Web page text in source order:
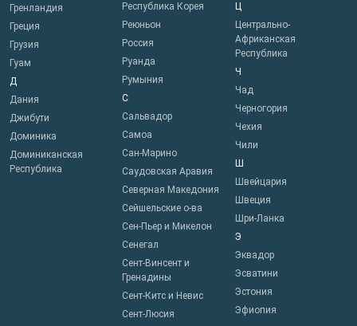
Гренландия
Греция
Грузия
Гуам
Д
Дания
Джибути
Доминика
Доминиканская
Республика
Республика Корея
Реюньон
Россия
Руанда
Румыния
С
Сальвадор
Самоа
Сан-Марино
Саудовская Аравия
Северная Македония
Сейшельские о-ва
Сен-Пьер и Микелон
Сенегал
Сент-Винсент и
Гренадины
Сент-Китс и Невис
Сент-Люсия
Ц
Центрально-
Африканская
Республика
Ч
Чад
Черногория
Чехия
Чили
Ш
Швейцария
Швеция
Шри-Ланка
Э
Эквадор
Эсватини
Эстония
Эфиопия